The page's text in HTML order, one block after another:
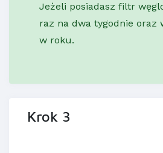
Jeżeli posiadasz filtr
raz na dwa tygodnie oraz
w roku.
Krok 3